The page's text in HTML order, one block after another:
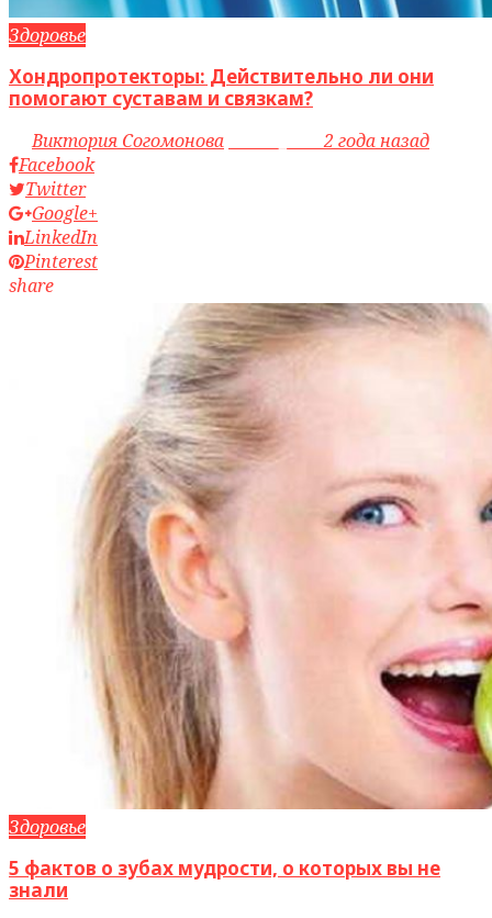
Здоровье
Хондропротекторы: Действительно ли они
помогают суставам и связкам?
byВиктория Согомонова access_time2 года назад
Facebook
Twitter
Google+
LinkedIn
Pinterest
share
Здоровье
5 фактов о зубах мудрости, о которых вы не
знали